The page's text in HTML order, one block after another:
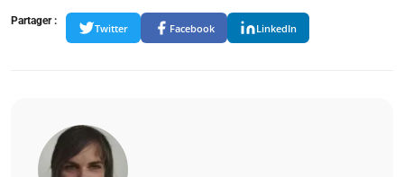
Partager :
Twitter Facebook LinkedIn